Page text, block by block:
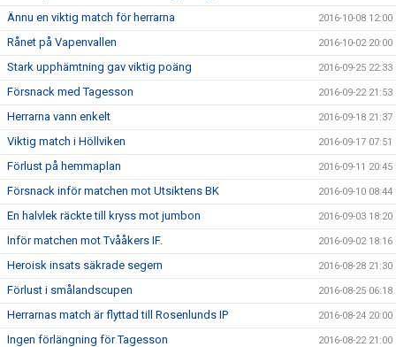
Ännu en viktig match för herrarna 2016-10-08 12:00
Rånet på Vapenvallen 2016-10-02 20:00
Stark upphämtning gav viktig poäng 2016-09-25 22:33
Försnack med Tagesson 2016-09-22 21:53
Herrarna vann enkelt 2016-09-18 21:37
Viktig match i Höllviken 2016-09-17 07:51
Förlust på hemmaplan 2016-09-11 20:45
Försnack inför matchen mot Utsiktens BK 2016-09-10 08:44
En halvlek räckte till kryss mot jumbon 2016-09-03 18:20
Inför matchen mot Tvååkers IF. 2016-09-02 18:16
Heroisk insats säkrade segern 2016-08-28 21:30
Förlust i smålandscupen 2016-08-25 06:18
Herrarnas match är flyttad till Rosenlunds IP 2016-08-24 20:00
Ingen förlängning för Tagesson 2016-08-22 21:00